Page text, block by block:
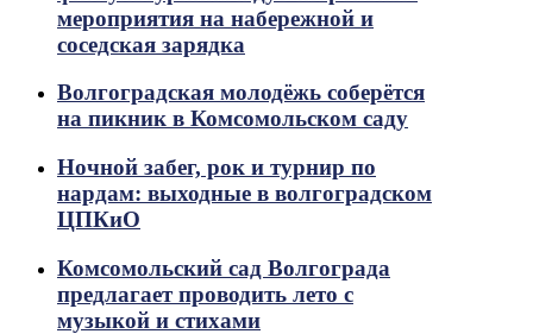
мероприятия на набережной и
соседская зарядка
Волгоградская молодёжь соберётся
на пикник в Комсомольском саду
Ночной забег, рок и турнир по
нардам: выходные в волгоградском
ЦПКиО
Комсомольский сад Волгограда
предлагает проводить лето с
музыкой и стихами